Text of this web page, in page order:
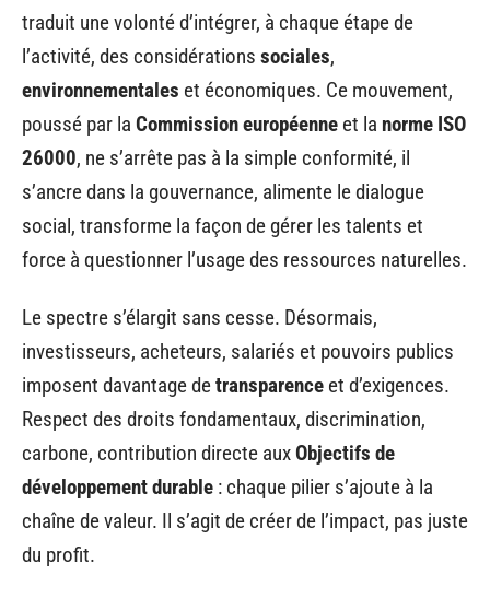
traduit une volonté d’intégrer, à chaque étape de
l’activité, des considérations sociales,
environnementales et économiques. Ce mouvement,
poussé par la Commission européenne et la norme ISO
26000, ne s’arrête pas à la simple conformité, il
s’ancre dans la gouvernance, alimente le dialogue
social, transforme la façon de gérer les talents et
force à questionner l’usage des ressources naturelles.
Le spectre s’élargit sans cesse. Désormais,
investisseurs, acheteurs, salariés et pouvoirs publics
imposent davantage detransparence et d’exigences.
Respect des droits fondamentaux, discrimination,
carbone, contribution directe auxObjectifs de
développement durable : chaque pilier s’ajoute à la
chaîne de valeur. Il s’agit de créer de l’impact, pas juste
du profit.